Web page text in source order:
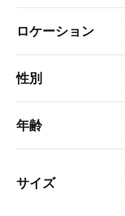
ロケーション
性別
年齢
サイズ